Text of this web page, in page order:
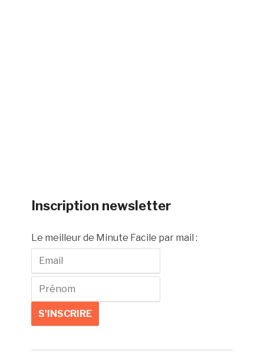
Inscription newsletter
Le meilleur de Minute Facile par mail :